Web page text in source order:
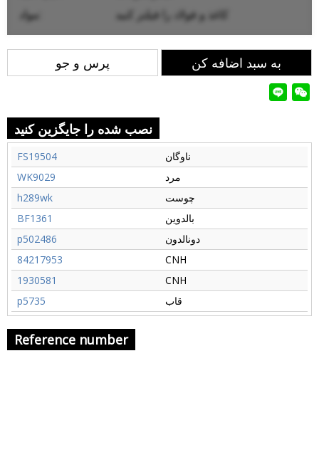
کاغذ و فولاد را فیلتر کنید
پرس و جو به سبد اضافه کن
نصب شده را جایگزین کنید
FS19504
ناوگان
WK9029
مرد
h289wk
چوست
BF1361
بالدوین
p502486
دونالدون
84217953
CNH
1930581
CNH
p5735
قاب
Reference number